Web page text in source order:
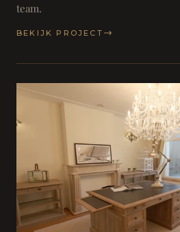
team.
BEKIJK PROJECT